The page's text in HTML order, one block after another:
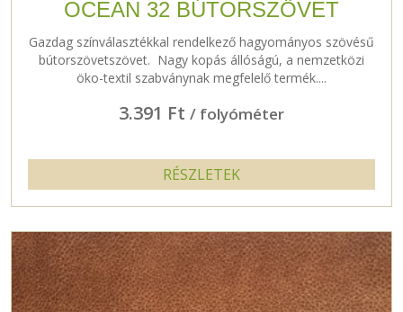
OCEAN 32 BÚTORSZÖVET
Gazdag színválasztékkal rendelkező hagyományos szövésű
bútorszövetszövet. Nagy kopás állóságú, a nemzetközi
öko-textil szabványnak megfelelő termék....
3.391 Ft / folyóméter
RÉSZLETEK